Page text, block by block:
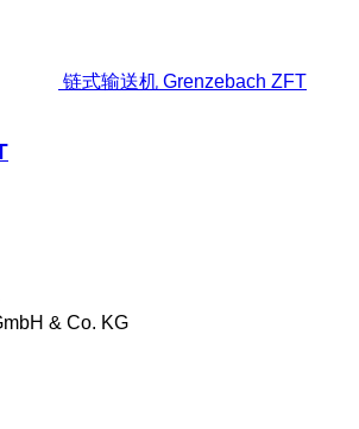
链式输送机 Grenzebach ZFT
& Co. KG